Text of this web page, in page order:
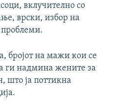
вклучително со
врски, избор на
проблеми.
бројот на мажи кои се
ги надмина жените за
што ја поттикна